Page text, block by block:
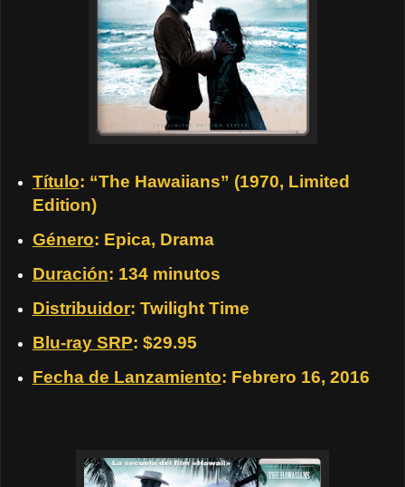
Título: “The Hawaiians” (1970, Limited
Edition)
Género: Epica, Drama
Duración: 134 minutos
Distribuidor: Twilight Time
Blu-ray SRP: $29.95
Fecha de Lanzamiento: Febrero 16, 2016